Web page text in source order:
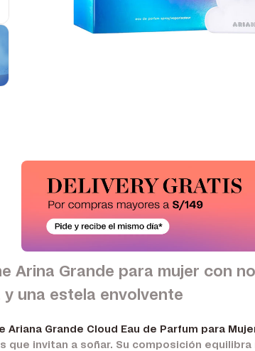
Arina Grande para mujer con
y una estela envolvente
Ariana Grande Cloud Eau de Parfum para
que invitan a soñar. Su composición